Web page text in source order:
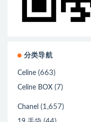
分类导航
Celine (663)
Celine BOX (7)
Chanel (1,657)